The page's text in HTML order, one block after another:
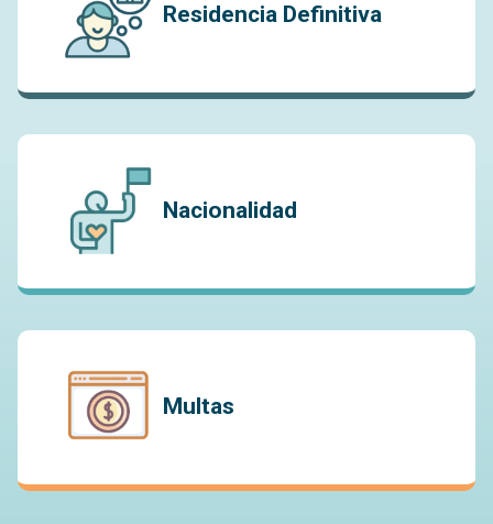
Residencia Definitiva
Nacionalidad
Multas